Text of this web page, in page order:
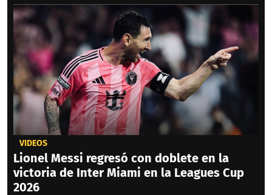
VIDEOS
Lionel Messi regresó con doblete en la
victoria de Inter Miami en la Leagues Cup
2026